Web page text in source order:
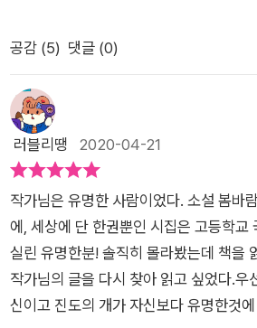
좋은 작품, 읽을 가치가 있는 작품이라
발견해 세상에 알릴 터. 문학의 위기를 말
사용하는 말이나 글에 민감해지기 쉽다.
우리말 대신 외래어를 남발하는 것을 끔
'부인' 같은 말을 두고 '와이프'라고 하는
노래 가사에 심장이 '두근두근' 하지 않고 '
한 것도 마뜩잖다. 은어나 비속어를 점점
런 거리낌 없이 사용하는 현상도 두렵다.
들이 입만 열면 욕을 하는데 아이들, 청
고운 말을 해야 고운 글이 나오는 법이
같은 말도 꼼수 같아서 싫어한다. 아무 생
처음부터 글을 잘 쓸 수는 없다. 열심히
지만 거의 행동으로 연결되는 경우는 솔
론은 무조건 써보아야 한다. 생각날 때
만 한다. 그래야 진도가 나간다. 잘못되었
치면서 더 발전해 나갈 수 있다. 그러면서
있다. 얼마나 멋진 도전 모습인가? 하지
는 것이다. 일반 독자인 내 의견도 이러
시작점이라 불리는 소설 『봄바람』과 고
서에 수록된 소설 『세상에 단 한 권뿐인
두에서 이끄는 작가로 손꼽히는 저자인
하고 있다. “무심하지만 다정하게 우아
공감 (5) 댓글 (0)
러블리땡 2020-04-21
작가님은 유명한 사람이었다. 소설 봄바
에, 세상에 단 한권뿐인 시집은 고등학교
실린 유명한분! 솔직히 몰라봤는데 책을
작가님의 글을 다시 찾아 읽고 싶었다.우
신이고 진도의 개가 자신보다 유명한것